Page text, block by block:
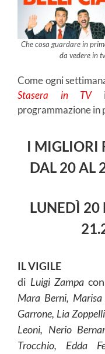
Che cosa guardare in
da vedere in
Come ogni
Stasera in TVi
programmazione in
I MIGLIORI
DAL 20 AL
LUNEDÌ 20
IL VIGILE
di Luigi Zampacon
Mara Berni,
Garrone, Lia
Leoni, Nerio
Trocchio, Edda